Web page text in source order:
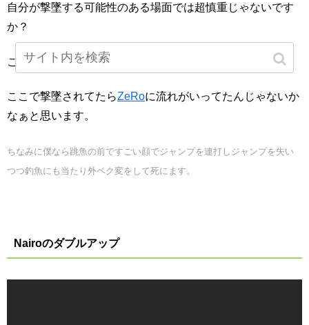
自分が撃墜する可能性のある場面では超慎重じゃないです
か？
この場面、よくジャンプを残してると思います。
ここで撃墜されてたらZeRoに流れがいってたんじゃないか
なぁと思います。
ちなみに僕なら跳魚の前ですごい顔でジャンプを連打しジャンプを失い
つつ釣魚にも当たり外ベク変をして死にます。
Nairoのダブルアップ